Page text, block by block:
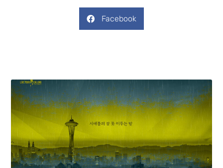
Facebook